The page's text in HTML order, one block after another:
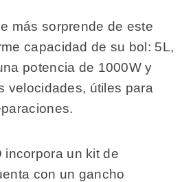
más sorprende de este
capacidad de su bol: 5L,
potencia de 1000W y
velocidades, útiles para
incorpora un kit de
con un gancho